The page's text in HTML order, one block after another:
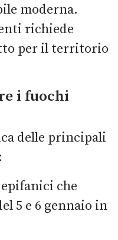
moderna.
richiede
per il territorio
i fuochi
delle principali
che
5 e 6 gennaio in